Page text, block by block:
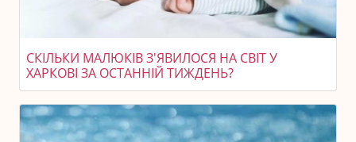
СКІЛЬКИ МАЛЮКІВ З'ЯВИЛОСЯ НА СВІТ У
ХАРКОВІ ЗА ОСТАННІЙ ТИЖДЕНЬ?